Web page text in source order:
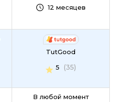
12 месяцев
TutGood
5
(35)
В любой момент